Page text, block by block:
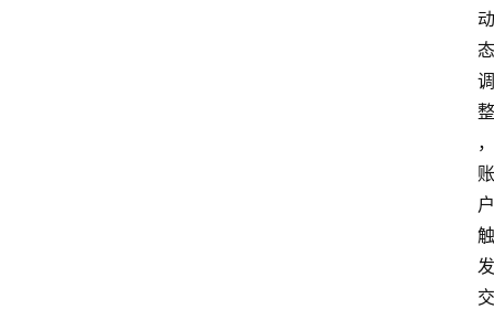
动
态
调
整
，
账
户
触
发
交